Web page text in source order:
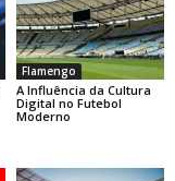
Flamengo
A Influência da Cultura
Digital no Futebol
Moderno